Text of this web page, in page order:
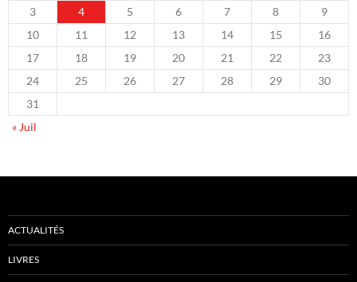
3
4 5 6 7 8
9
10
11 12 13 14 15
16
17
18 19 20 21 22
23
24
25 26 27 28 29
30
31
« Juil
ACTUALITÉS
LIVRES